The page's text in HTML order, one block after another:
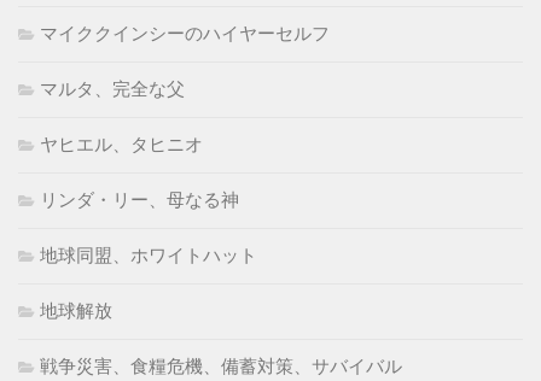
マイククインシーのハイヤーセルフ
マルタ、完全な父
ヤヒエル、タヒニオ
リンダ・リー、母なる神
地球同盟、ホワイトハット
地球解放
戦争災害、食糧危機、備蓄対策、サバイバル